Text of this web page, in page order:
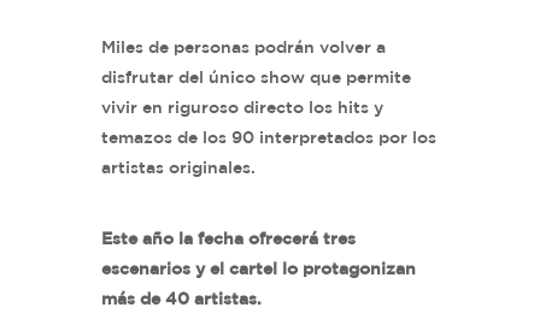
Miles de personas podrán volver a
disfrutar del único show que permite
vivir en riguroso directo los hits y
temazos de los 90 interpretados por los
artistas originales.
Este año la fecha ofrecerá tres
escenarios y el cartel lo protagonizan
más de 40 artistas.